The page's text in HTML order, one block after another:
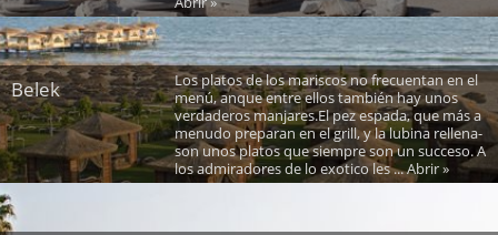
Belek
Los platos de los mariscos no frecuentan en el
menú, anque entre ellos también hay unos
verdaderos manjares.El pez espada, que más a
menudo preparan en el grill, y la lubina rellena-
son unos platos que siempre son un succeso. A
los admiradores de lo exotico les ... Abrir »